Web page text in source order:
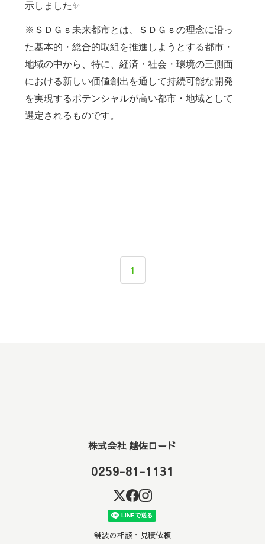
示しました✨
※ＳＤＧｓ未来都市とは、ＳＤＧｓの理念に沿っ
た基本的・総合的取組を推進しようとする都市・
地域の中から、特に、経済・社会・環境の三側面
における新しい価値創出を通して持続可能な開発
を実現するポテンシャルが高い都市・地域として
選定されるものです。
1
株式会社 越佐ロード
0259-81-1131
舗装の相談・見積依頼